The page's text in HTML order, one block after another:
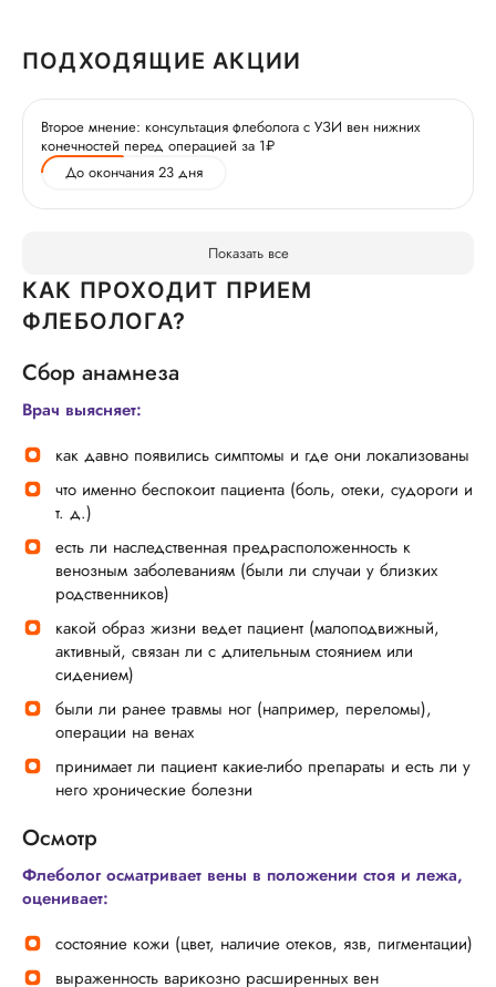
ПОДХОДЯЩИЕ АКЦИИ
Второе мнение: консультация флеболога с УЗИ вен нижних
конечностей перед операцией за 1₽
До окончания 23 дня
Показать все
КАК ПРОХОДИТ ПРИЕМ
ФЛЕБОЛОГА?
Сбор анамнеза
Врач выясняет:
как давно появились симптомы и где они локализованы
что именно беспокоит пациента (боль, отеки, судороги и
т. д.)
есть ли наследственная предрасположенность к
венозным заболеваниям (были ли случаи у близких
родственников)
какой образ жизни ведет пациент (малоподвижный,
активный, связан ли с длительным стоянием или
сидением)
были ли ранее травмы ног (например, переломы),
операции на венах
принимает ли пациент какие-либо препараты и есть ли у
него хронические болезни
Осмотр
Флеболог осматривает вены в положении стоя и лежа,
оценивает:
состояние кожи (цвет, наличие отеков, язв, пигментации)
выраженность варикозно расширенных вен